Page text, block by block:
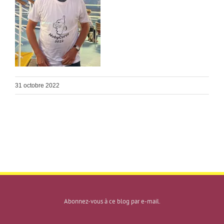
31 octobre 2022
Abonnez-vous à ce blog par e-mail.